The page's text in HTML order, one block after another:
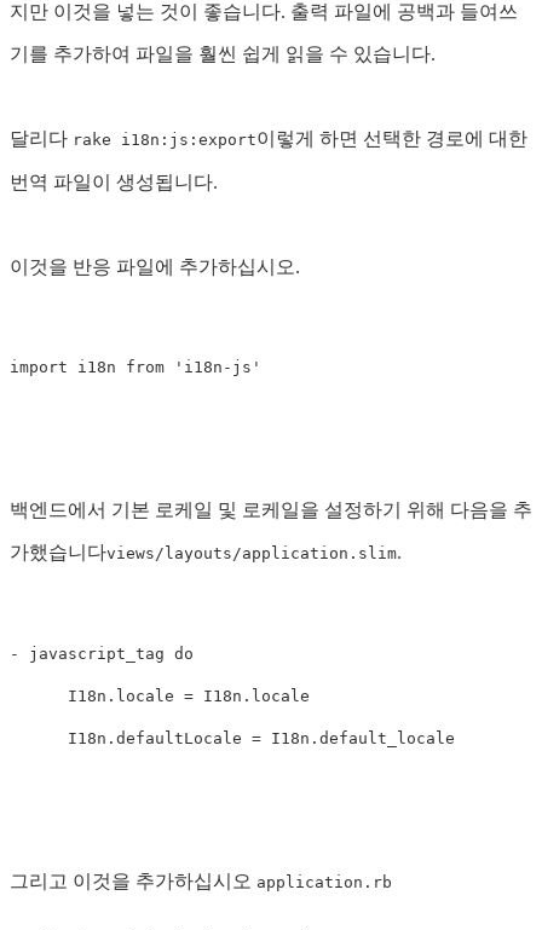
지만 이것을 넣는 것이 좋습니다. 출력 파일에 공백과 들여쓰
기를 추가하여 파일을 훨씬 쉽게 읽을 수 있습니다.
달리다 rake i18n:js:export이렇게 하면 선택한 경로에 대한
번역 파일이 생성됩니다.
이것을 반응 파일에 추가하십시오.
백엔드에서 기본 로케일 및 로케일을 설정하기 위해 다음을 추
가했습니다views/layouts/application.slim.
- javascript_tag do
      I18n.locale = I18n.locale
그리고 이것을 추가하십시오 application.rb